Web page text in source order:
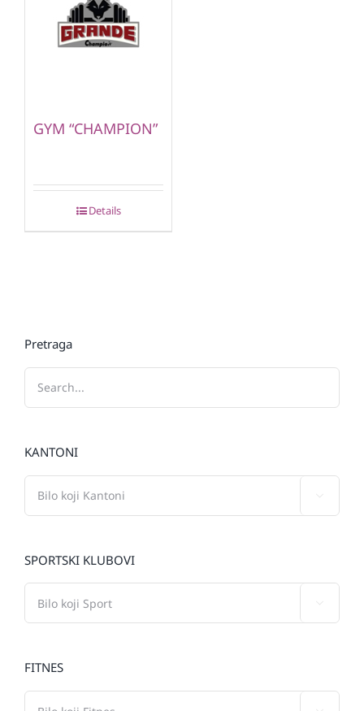
GYM “CHAMPION”
Details
Pretraga
KANTONI
SPORTSKI KLUBOVI
FITNES